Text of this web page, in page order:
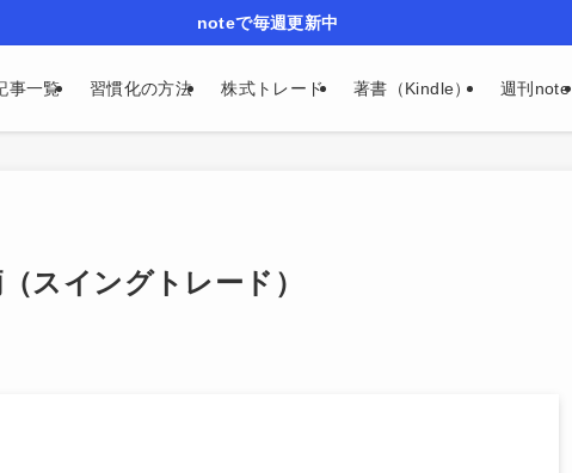
noteで毎週更新中
事一覧 習慣化の方法 株式トレード 著書（Kindle） 週刊note
スイングトレード）